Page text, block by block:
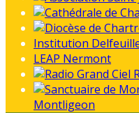
Institution
LEAP Nermont
Montligeon